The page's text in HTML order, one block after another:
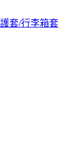
套/行李箱套